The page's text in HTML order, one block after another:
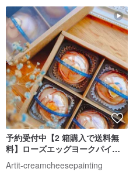
予約受付中【2 箱購入で送料無
料】ローズエッグヨークパイ（4
個入りギフトボックス）
Artit-creamcheesepainting